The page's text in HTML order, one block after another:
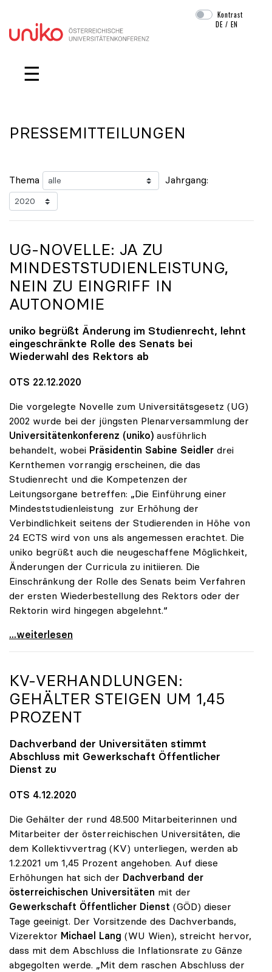
Navigation überspringen
Kontrast
DE /EN
☰
PRESSEMITTEILUNGEN
Thema Jahrgang:
UG-NOVELLE: JA ZU
MINDESTSTUDIENLEISTUNG,
NEIN ZU EINGRIFF IN
AUTONOMIE
uniko begrüßt Änderung im Studienrecht, lehnt
eingeschränkte Rolle des Senats bei
Wiederwahl des Rektors ab
OTS 22.12.2020
Die vorgelegte Novelle zum Universitätsgesetz (UG)
2002 wurde bei der jüngsten Plenarversammlung der
Universitätenkonferenz (uniko) ausführlich
behandelt, wobei Präsidentin Sabine Seidler drei
Kernthemen vorrangig erscheinen, die das
Studienrecht und die Kompetenzen der
Leitungsorgane betreffen: „Die Einführung einer
Mindeststudienleistung zur Erhöhung der
Verbindlichkeit seitens der Studierenden in Höhe von
24 ECTS wird von uns als angemessen erachtet. Die
uniko begrüßt auch die neugeschaffene Möglichkeit,
Änderungen der Curricula zu initiieren. Die
Einschränkung der Rolle des Senats beim Verfahren
der ersten Wiederbestellung des Rektors oder der
Rektorin wird hingegen abgelehnt.“
UG-Novelle: Ja zu Mindeststudienleistung, nein zu
...weiterlesen
KV-VERHANDLUNGEN:
GEHÄLTER STEIGEN UM 1,45
PROZENT
Dachverband der Universitäten stimmt
Abschluss mit Gewerkschaft Öffentlicher
Dienst zu
OTS 4.12.2020
Die Gehälter der rund 48.500 Mitarbeiterinnen und
Mitarbeiter der österreichischen Universitäten, die
dem Kollektivvertrag (KV) unterliegen, werden ab
1.2.2021 um 1,45 Prozent angehoben. Auf diese
Erhöhungen hat sich der Dachverband der
österreichischen Universitäten mit der
Gewerkschaft Öffentlicher Dienst (GÖD) dieser
Tage geeinigt. Der Vorsitzende des Dachverbands,
Vizerektor Michael Lang (WU Wien), streicht hervor,
dass mit dem Abschluss die Inflationsrate zu Gänze
abgegolten werde. „Mit dem raschen Abschluss der